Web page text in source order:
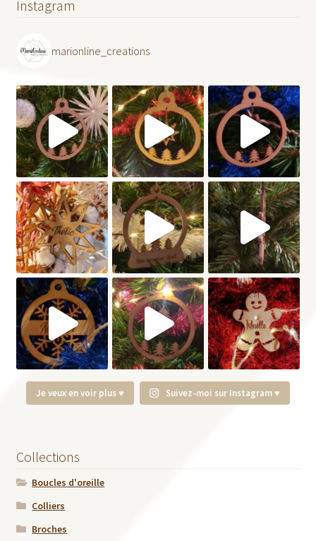
Instagram
marionline_creations
Je veux en voir plus ♥ Suivez-moi sur Instagram ♥
Collections
Boucles d'oreille
Colliers
Broches